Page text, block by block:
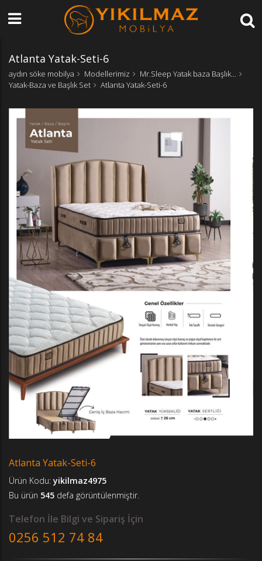
Atlanta Yatak-Seti-6
aydın söke mobilya Modellerimiz
Mr.Sleep Yatak baza Başlık...
Yatak-Baza ve Başlık Set
Atlanta Yatak-Seti-6
Atlanta Yatak-Seti-6
Ürün Kodu:yikilmaz4975
Bu ürün 545 defa görüntülenmiştir.
Telefon İle Bilgi ve Sipariş İçin
0256 512 74 84